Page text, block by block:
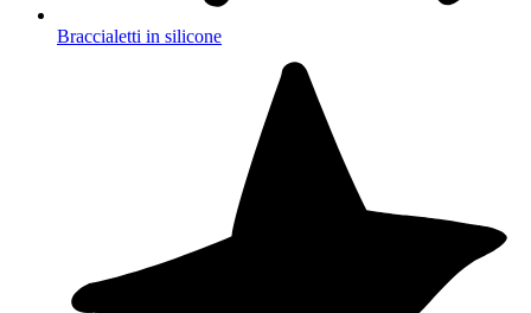
Braccialetti in silicone